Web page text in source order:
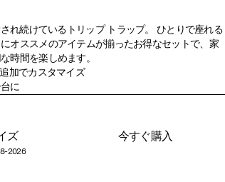
れ続けているトリップ トラップ。 ひとりで座れる
オススメのアイテムが揃ったお得なセットで、家
時間を楽しめます。
加でカスタマイズ
に
ズ 今すぐ購入
2026